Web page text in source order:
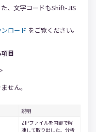
、文字コードもShift-JIS
ロード をご覧ください。
目
せん。
説明
ZIPファイルを内部で解
凍して取り出した、分析